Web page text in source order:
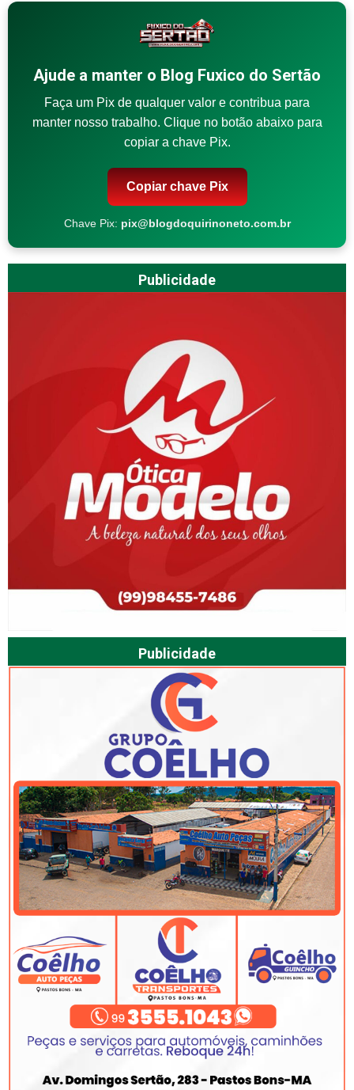
Ajude a manter o Blog Fuxico do Sertão
Faça um Pix de qualquer valor e contribua para
manter nosso trabalho. Clique no botão abaixo para
copiar a chave Pix.
Copiar chave Pix
Chave Pix: pix@blogdoquirinoneto.com.br
Publicidade
Publicidade